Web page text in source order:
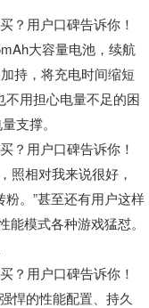
大容量电池，续航
持，将充电时间缩短
用担心电量不足的困
支撑。
照相对我来说很好，
。”甚至还有用户这样
能模式各种游戏猛怼。
悍的性能配置、持久